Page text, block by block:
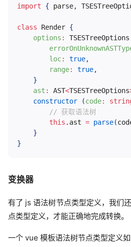
import { parse,
class Render {
options : TSESTreeOptions
loc: true,
range: true,
}
ast : AST<TSESTreeOptions
constructor
(code:
// 获取语法树
this . ast = parse(
}
}
变换器
有了 js 语法树节点类型定义，我们
点类型定义，才能正确地完成转换。
一个 vue 模板语法树节点类型定义如